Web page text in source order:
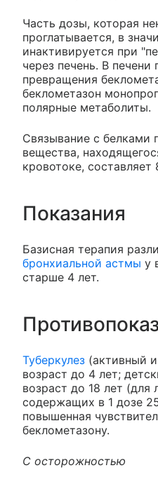
Часть дозы, которая
проглатывается, в
инактивируется при
через печень. В
превращения
беклометазон
полярные метаболиты.
Связывание с белками
вещества,
кровотоке, составляет
Показания
Базисная терапия
бронхиальной астмы у
старше 4 лет.
Туберкулез (активный
возраст до 4 лет;
возраст до 18 лет (для
содержащих в 1 дозе
повышенная
беклометазону.
С осторожностью